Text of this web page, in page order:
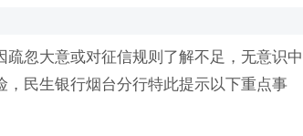
忽大意或对征信规则了解不足，无意识中
民生银行烟台分行特此提示以下重点事